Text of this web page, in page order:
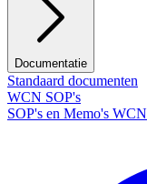
Documentatie
Standaard documenten
WCN SOP's
SOP's en Memo's WCN